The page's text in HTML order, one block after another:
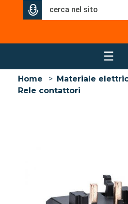
☰
Home > Materiale
Rele contattori